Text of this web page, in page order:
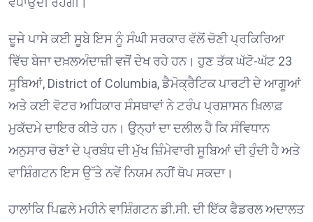
ਦੂਜੇ ਪਾਸੇ ਕਈ ਸੂਬੇ ਇਸ ਨੂੰ ਸੰਘੀ ਸਰਕਾਰ ਵੱਲੋਂ ਚੋਣੀ ਪ੍ਰਕਿਰਿਆ
ਵਿੱਚ ਬੇਜਾ ਦਖ਼ਲਅੰਦਾਜ਼ੀ ਵਜੋਂ ਦੇਖ ਰਹੇ ਹਨ। ਹੁਣ ਤੱਕ ਘੱਟੋ-ਘੱਟ 23
ਸੂਬਿਆਂ, District of Columbia, ਡੈਮੋਕ੍ਰੈਟਿਕ ਪਾਰਟੀ ਦੇ ਆਗੂਆਂ
ਅਤੇ ਕਈ ਵੋਟਰ ਅਧਿਕਾਰ ਸੰਸਥਾਵਾਂ ਨੇ ਟਰੰਪ ਪ੍ਰਸ਼ਾਸਨ ਖ਼ਿਲਾਫ਼
ਮੁਕੱਦਮੇ ਦਾਇਰ ਕੀਤੇ ਹਨ। ਉਨ੍ਹਾਂ ਦਾ ਦਲੀਲ ਹੈ ਕਿ ਸੰਵਿਧਾਨ
ਅਨੁਸਾਰ ਚੋਣਾਂ ਦੇ ਪ੍ਰਬੰਧ ਦੀ ਮੁੱਖ ਜ਼ਿੰਮੇਵਾਰੀ ਸੂਬਿਆਂ ਦੀ ਹੁੰਦੀ ਹੈ ਅਤੇ
ਵਾਸ਼ਿੰਗਟਨ ਇਸ ਉੱਤੇ ਨਵੇਂ ਨਿਯਮ ਨਹੀਂ ਥੋਪ ਸਕਦਾ।
ਹਾਲਾਂਕਿ ਪਿਛਲੇ ਮਹੀਨੇ ਵਾਸ਼ਿੰਗਟਨ ਡੀ.ਸੀ. ਦੀ ਇੱਕ ਫੈਡਰਲ ਅਦਾਲਤ